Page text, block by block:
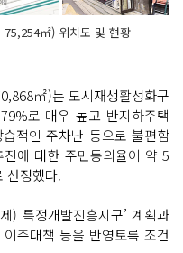
㎡) 위치도 및 현황
㎡)는 도시재생활성화구
로 매우 높고 반지하주택
적인 주차난 등으로 불편함
에 대한 주민동의율이 약 5
선정했다.
) 특정개발진흥지구’ 계획과
주대책 등을 반영토록 조건